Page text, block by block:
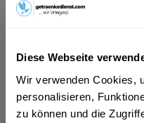
Diese Webseite
Wir verwenden Cookies,
personalisieren,
zu können und die
Artikel-Nr.:
"Von der ursprünglichen
beaufsichtigt Desmond